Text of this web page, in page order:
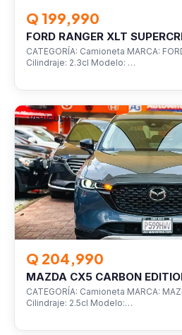
Q 199,990
FORD RANGER XLT
CATEGORÍA: Camioneta MARCA:
Cilindraje: 2.3cl Modelo: …
VEHÍCULOS
Q 204,990
MAZDA CX5 CARBON
CATEGORÍA: Camioneta MARCA:
Cilindraje: 2.5cl Modelo:…